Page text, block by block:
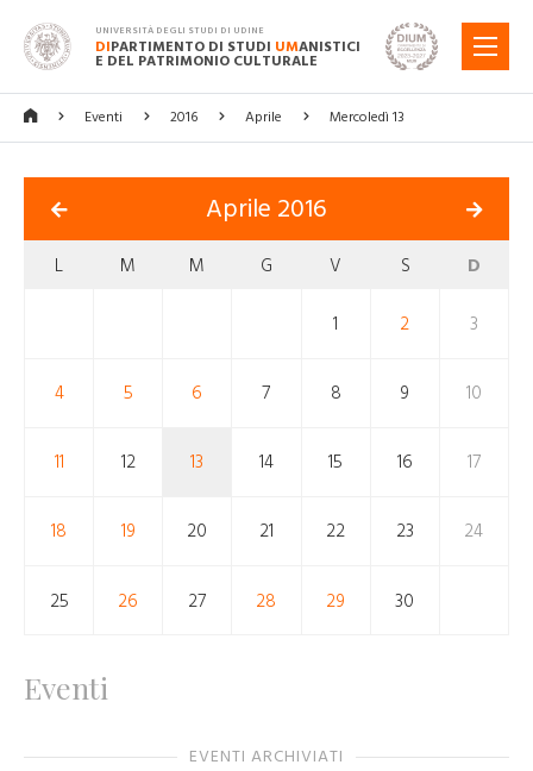
UNIVERSITÀ DEGLI STUDI DI UDINE
DIPARTIMENTO DI STUDI UMANISTICI
E DEL PATRIMONIO CULTURALE
MENU
Eventi 2016 Aprile Mercoledì 13
Aprile 2016
L M M G V S D
1 2 3
4 5 6 7 8 9 10
11 12 13 14 15 16 17
18 19 20 21 22 23 24
25 26 27 28 29 30
Eventi
EVENTI ARCHIVIATI